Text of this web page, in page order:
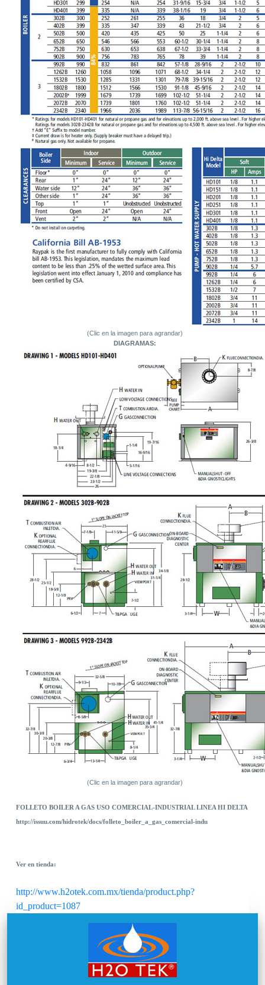
(Clic en la imagen para agrandar)
DIAGRAMAS:
(Clic en la imagen para agrandar)
FOLLETO BOILER A GAS USO COMERCIAL-INDUSTRIAL LINEA HI DELTA
http://issuu.com/hidrotek/docs/folleto_boiler_a_gas_comercial-indu
Ver en tienda:
http://www.h2otek.com.mx/tienda/product.php?
id_product=1087